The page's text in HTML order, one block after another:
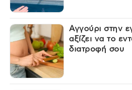
Αγγούρι στην
αξίζει να το
διατροφή σου